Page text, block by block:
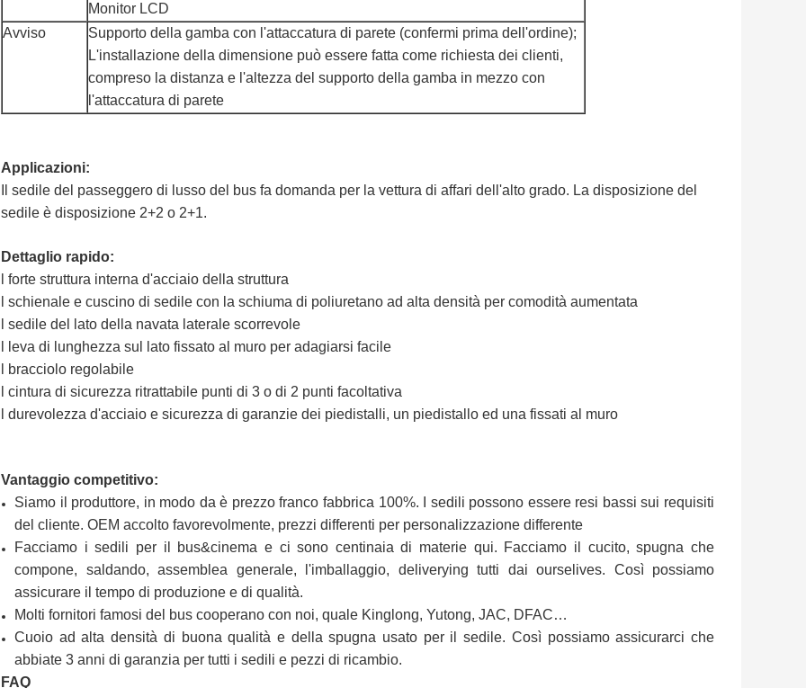
Monitor LCD
Avviso
Supporto della gamba con l'attaccatura di parete (confermi prima dell'ordine);
L'installazione della dimensione può essere fatta come richiesta dei clienti,
compreso la distanza e l'altezza del supporto della gamba in mezzo con
l'attaccatura di parete
Applicazioni:
Il sedile del passeggero di lusso del bus fa domanda per la vettura di affari dell'alto grado. La disposizione del
sedile è disposizione 2+2 o 2+1.
Dettaglio rapido:
l forte struttura interna d'acciaio della struttura
l schienale e cuscino di sedile con la schiuma di poliuretano ad alta densità per comodità aumentata
l sedile del lato della navata laterale scorrevole
l leva di lunghezza sul lato fissato al muro per adagiarsi facile
l bracciolo regolabile
l cintura di sicurezza ritrattabile punti di 3 o di 2 punti facoltativa
l durevolezza d'acciaio e sicurezza di garanzie dei piedistalli, un piedistallo ed una fissati al muro
Vantaggio competitivo:
Siamo il produttore, in modo da è prezzo franco fabbrica 100%. I sedili possono essere resi bassi sui requisiti
del cliente. OEM accolto favorevolmente, prezzi differenti per personalizzazione differente
Facciamo i sedili per il bus&cinema e ci sono centinaia di materie qui. Facciamo il cucito, spugna che
compone, saldando, assemblea generale, l'imballaggio, deliverying tutti dai ourselives. Così possiamo
assicurare il tempo di produzione e di qualità.
Molti fornitori famosi del bus cooperano con noi, quale Kinglong, Yutong, JAC, DFAC…
Cuoio ad alta densità di buona qualità e della spugna usato per il sedile. Così possiamo assicurarci che
abbiate 3 anni di garanzia per tutti i sedili e pezzi di ricambio.
FAQ